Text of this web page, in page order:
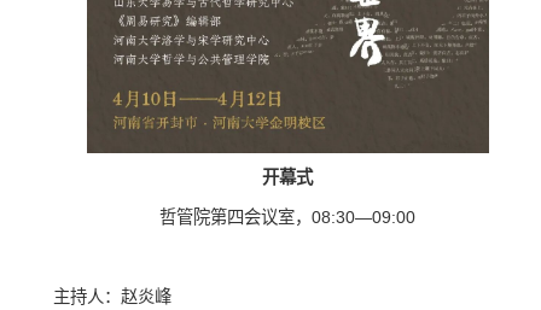
开幕式
哲管院第四会议室，08:30—09:00
主持人：赵炎峰